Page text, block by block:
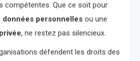
compétentes. Que ce soit pour
données personnelles ou une
, ne restez pas silencieux.
défendent les droits des